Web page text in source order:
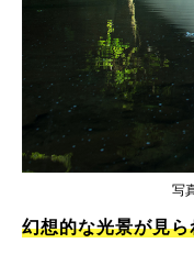
写
幻想的な光景が見